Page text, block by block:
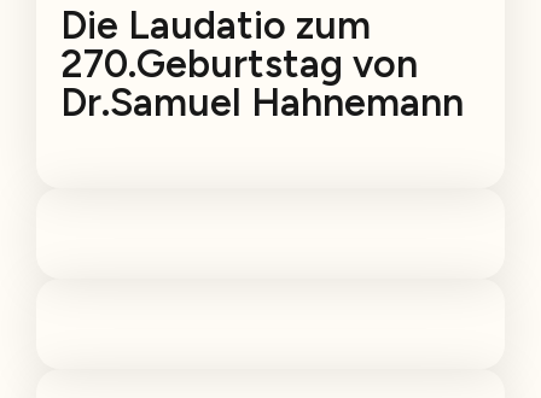
Die Laudatio zum
270.Geburtstag von
Dr.Samuel Hahnemann